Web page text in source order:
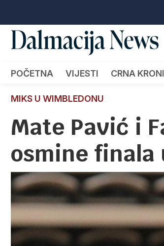
POČETNA VIJESTI CRNA
MIKS U WIMBLEDONU
Mate Pavić i
osmine finala